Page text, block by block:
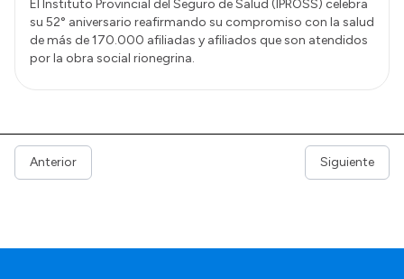
El Instituto Provincial del Seguro de Salud (IPROSS) celebra
su 52° aniversario reafirmando su compromiso con la salud
de más de 170.000 afiliadas y afiliados que son atendidos
por la obra social rionegrina.
Anterior Siguiente